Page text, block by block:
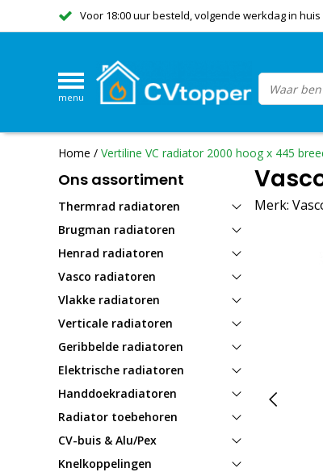
Voor 18:00 uur besteld, volgende werkdag in huis
menu
Home / Vertiline VC radiator 2000 hoog x 445
Ons assortiment
Thermrad radiatoren
Brugman radiatoren
Henrad radiatoren
Vasco radiatoren
Vlakke radiatoren
Verticale radiatoren
Geribbelde radiatoren
Elektrische radiatoren
Handdoekradiatoren
Radiator toebehoren
CV-buis & Alu/Pex
Knelkoppelingen
Merk: